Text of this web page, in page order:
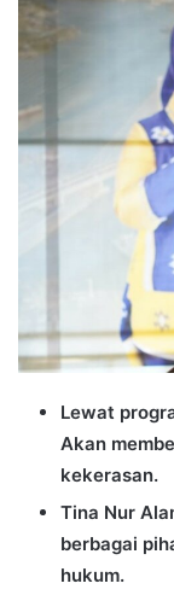
Lewat
Akan
kekerasan.
Tina Nur
berbagai
hukum.